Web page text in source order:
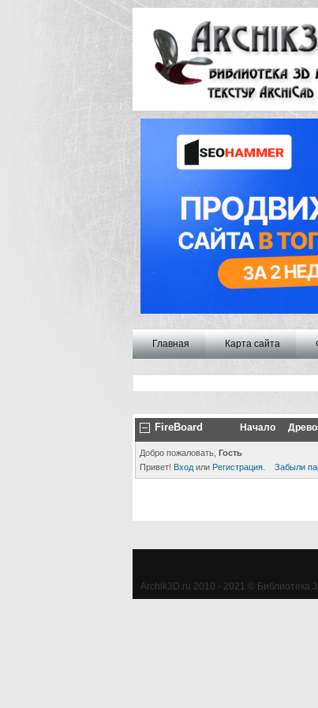
Главная Карта сайта
FireBoard Начало
Добро пожаловать, Гость
Привет! Вход или Регистрация Забыли
Archik3D.ru 2010 - 2021 © Библиотека